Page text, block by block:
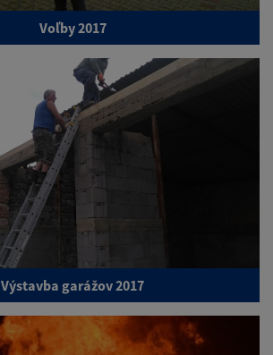
Voľby 2017
Výstavba garážov 2017